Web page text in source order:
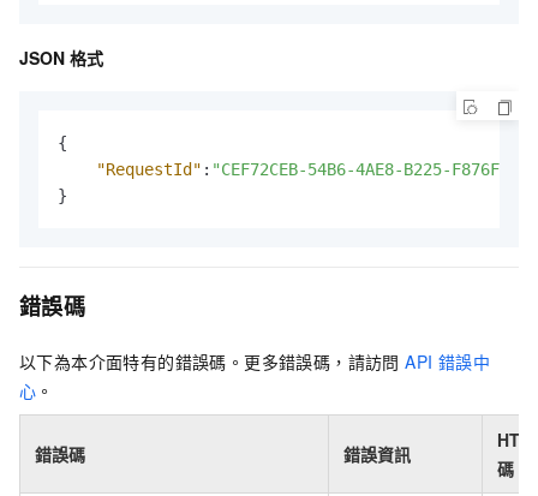
JSON 格式
{
"RequestId" : "CEF72CEB-54B6-4AE8-B225-
}
錯誤碼
以下為本介面特有的錯誤碼。更多錯誤碼，請訪問API 錯誤中
心 。
錯誤碼 錯誤資訊
碼